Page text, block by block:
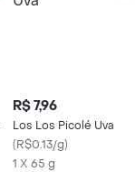
R$ 7,96
Los Los Picolé Uva
(R$0.13/g)
1 X 65 g